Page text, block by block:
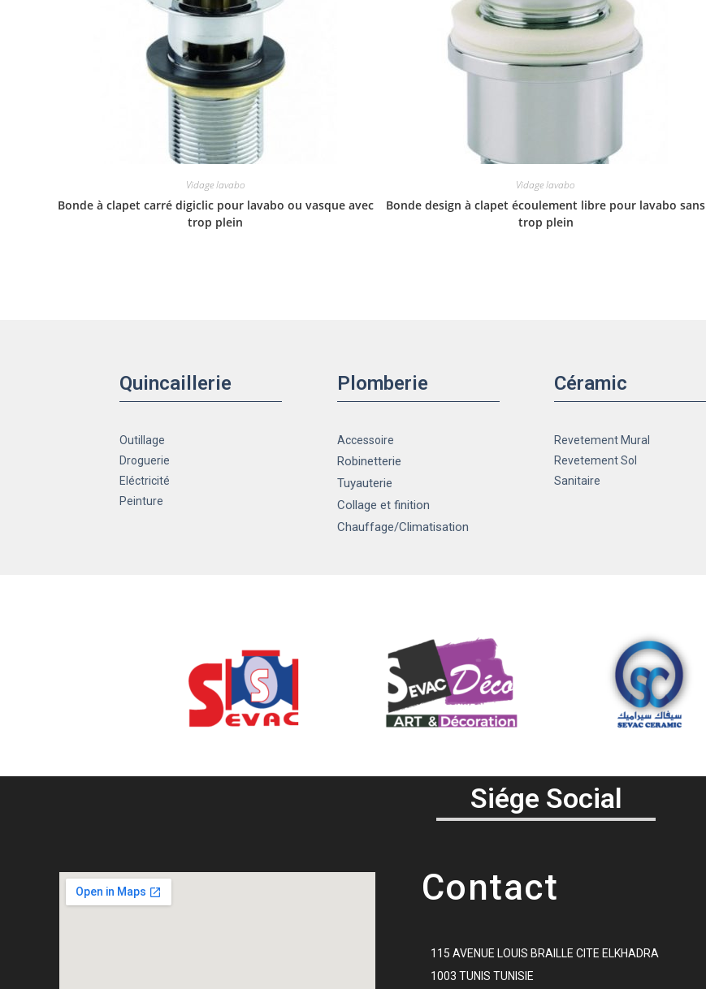
Vidage lavabo
Bonde à clapet carré digiclic pour lavabo ou vasque avec
trop plein
Vidage lavabo
Bonde design à clapet écoulement libre pour lavabo sans
trop plein
Quincaillerie
Outillage
Droguerie
Eléctricité
Peinture
Plomberie
Accessoire
Robinetterie
Tuyauterie
Collage et finition
Chauffage/Climatisation
Céramic
Revetement Mural
Revetement Sol
Sanitaire
Siége Social
Contact
115 AVENUE LOUIS BRAILLE CITE ELKHADRA
1003 TUNIS TUNISIE